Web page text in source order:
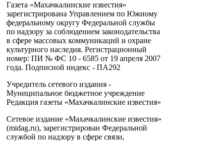
Газета «Махачкалинские известия»
зарегистрирована Управлением по Южному
федеральному округу Федеральной службы
по надзору за соблюдением законодательства
в сфере массовых коммуникаций и охране
культурного наследия. Регистрационный
номер: ПИ № ФС 10 - 6585 от 19 апреля 2007
года. Подписной индекс - ПА292
Учредитель сетевого издания -
Муниципальное бюджетное учреждение
Редакция газеты «Махачкалинские известия»
Сетевое издание «Махачкалинские известия»
(midag.ru), зарегистрирован Федеральной
службой по надзору в сфере связи,